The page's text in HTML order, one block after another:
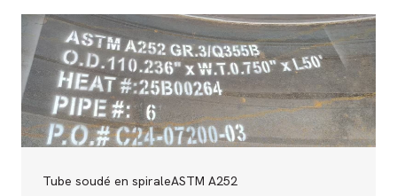
norme est publiée par le Comité européen de
normalisation (CEN) et s'applique aux tubes en
acier soudés destinés à des applications sous
pression, garantissant un niveau de pression
élevé&#8230 ;
Tube soudé en spiraleASTM A252